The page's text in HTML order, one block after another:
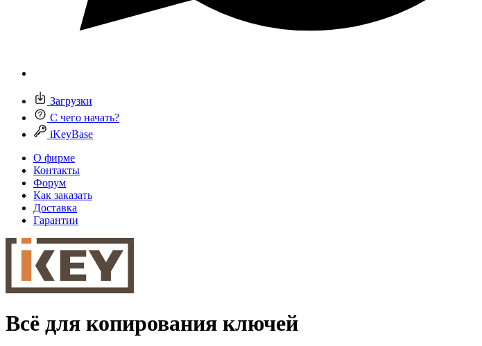
Загрузки
С чего начать?
iKeyBase
О фирме
Контакты
Форум
Как заказать
Доставка
Гарантии
Всё для копирования ключей